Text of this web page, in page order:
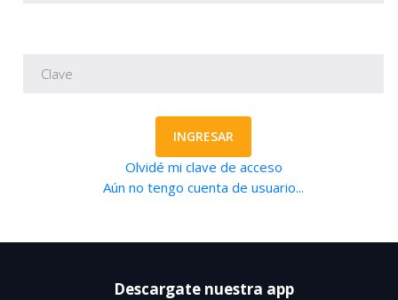
INGRESAR
Olvidé mi clave de acceso
Aún no tengo cuenta de usuario...
Descargate nuestra app